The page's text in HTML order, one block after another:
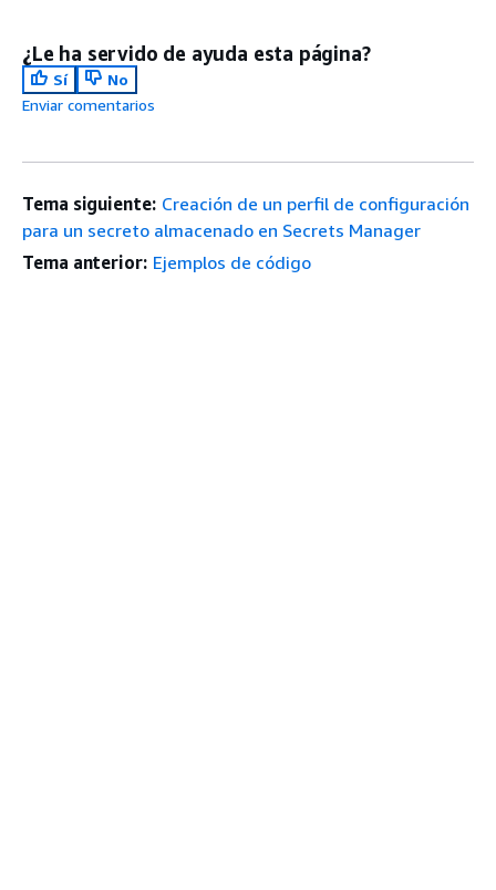
¿Le ha servido de ayuda esta página?
Sí
No
Enviar comentarios
Tema siguiente: Creación de un perfil de configuración
para un secreto almacenado en Secrets Manager
Tema anterior: Ejemplos de código